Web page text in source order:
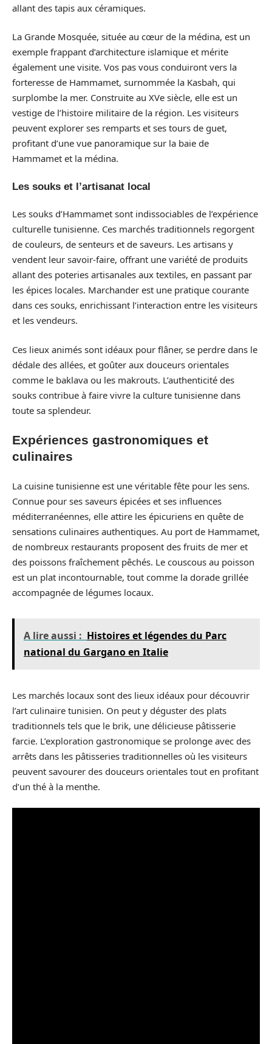
allant des tapis aux céramiques.
La Grande Mosquée, située au cœur de la médina, est un
exemple frappant d’architecture islamique et mérite
également une visite. Vos pas vous conduiront vers la
forteresse de Hammamet, surnommée la Kasbah, qui
surplombe la mer. Construite au XVe siècle, elle est un
vestige de l’histoire militaire de la région. Les visiteurs
peuvent explorer ses remparts et ses tours de guet,
profitant d’une vue panoramique sur la baie de
Hammamet et la médina.
Les souks et l’artisanat local
Les souks d’Hammamet sont indissociables de l’expérience
culturelle tunisienne. Ces marchés traditionnels regorgent
de couleurs, de senteurs et de saveurs. Les artisans y
vendent leur savoir-faire, offrant une variété de produits
allant des poteries artisanales aux textiles, en passant par
les épices locales. Marchander est une pratique courante
dans ces souks, enrichissant l’interaction entre les visiteurs
et les vendeurs.
Ces lieux animés sont idéaux pour flâner, se perdre dans le
dédale des allées, et goûter aux douceurs orientales
comme le baklava ou les makrouts. L’authenticité des
souks contribue à faire vivre la culture tunisienne dans
toute sa splendeur.
Expériences gastronomiques et
culinaires
La cuisine tunisienne est une véritable fête pour les sens.
Connue pour ses saveurs épicées et ses influences
méditerranéennes, elle attire les épicuriens en quête de
sensations culinaires authentiques. Au port de Hammamet,
de nombreux restaurants proposent des fruits de mer et
des poissons fraîchement pêchés. Le couscous au poisson
est un plat incontournable, tout comme la dorade grillée
accompagnée de légumes locaux.
A lire aussi : Histoires et légendes du Parc
national du Gargano en Italie
Les marchés locaux sont des lieux idéaux pour découvrir
l’art culinaire tunisien. On peut y déguster des plats
traditionnels tels que le brik, une délicieuse pâtisserie
farcie. L’exploration gastronomique se prolonge avec des
arrêts dans les pâtisseries traditionnelles où les visiteurs
peuvent savourer des douceurs orientales tout en profitant
d’un thé à la menthe.